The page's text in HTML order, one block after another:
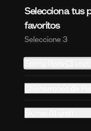
Poke Tartar de Trucha
Poke bowl con base de arroz
col morada, zanahoria, pepino,
cubos de palta y tartar de
Selecciona tus
favoritos
Seleccione 3